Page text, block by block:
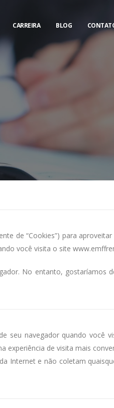
CARREIRA BLOG
de “Cookies”) para
você visita o site
No entanto, gostaríamos
seu navegador quando você
de visita mais
Internet e não coletam